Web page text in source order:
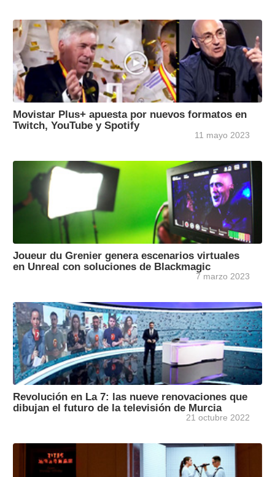
Movistar Plus+ apuesta por nuevos formatos en
Twitch, YouTube y Spotify
11 mayo 2023
Joueur du Grenier genera escenarios virtuales
en Unreal con soluciones de Blackmagic
7 marzo 2023
Revolución en La 7: las nueve renovaciones que
dibujan el futuro de la televisión de Murcia
21 octubre 2022